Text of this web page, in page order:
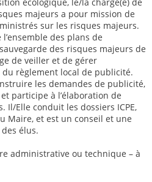
majeurs a pour mission de
sur les risques majeurs.
des plans de
des risques majeurs de
de veiller et de gérer
du règlement local de publicité.
les demandes de publicité,
participe à l’élaboration de
Il/Elle conduit les dossiers ICPE,
Maire, et est un conseil et une
élus.
administrative ou technique – à